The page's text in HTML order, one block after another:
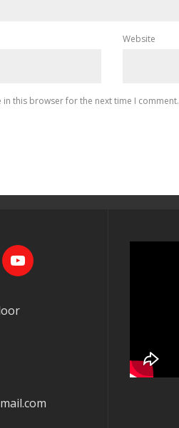
Website
in this browser for the next time I comment.